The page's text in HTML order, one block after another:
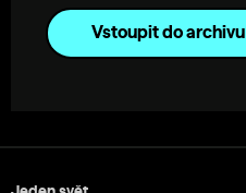
Vstoupit do archivu